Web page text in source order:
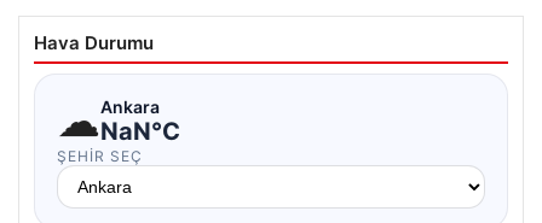
Hava Durumu
☁Ankara
NaN°C
ŞEHIR SEÇ